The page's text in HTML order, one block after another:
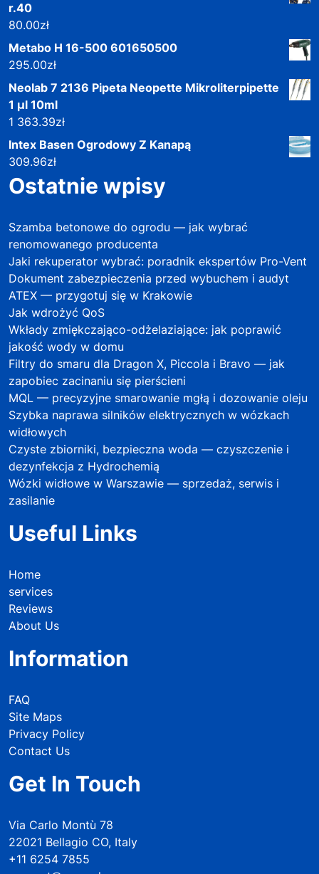
r.40
80.00zł
Metabo H 16-500 601650500
295.00zł
Neolab 7 2136 Pipeta Neopette Mikroliterpipette
1 µl 10ml
1 363.39zł
Intex Basen Ogrodowy Z Kanapą
309.96zł
Ostatnie wpisy
Szamba betonowe do ogrodu — jak wybrać
renomowanego producenta
Jaki rekuperator wybrać: poradnik ekspertów Pro-Vent
Dokument zabezpieczenia przed wybuchem i audyt
ATEX — przygotuj się w Krakowie
Jak wdrożyć QoS
Wkłady zmiękczająco-odżelaziające: jak poprawić
jakość wody w domu
Filtry do smaru dla Dragon X, Piccola i Bravo — jak
zapobiec zacinaniu się pierścieni
MQL — precyzyjne smarowanie mgłą i dozowanie oleju
Szybka naprawa silników elektrycznych w wózkach
widłowych
Czyste zbiorniki, bezpieczna woda — czyszczenie i
dezynfekcja z Hydrochemią
Wózki widłowe w Warszawie — sprzedaż, serwis i
zasilanie
Useful Links
Home
services
Reviews
About Us
Information
FAQ
Site Maps
Privacy Policy
Contact Us
Get In Touch
Via Carlo Montù 78
22021 Bellagio CO, Italy
+11 6254 7855